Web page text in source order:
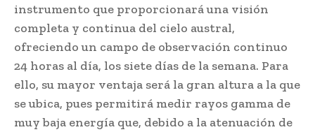
instrumento que proporcionará una visión
completa y continua del cielo austral,
ofreciendo un campo de observación continuo
24 horas al día, los siete días de la semana. Para
ello, su mayor ventaja será la gran altura a la que
se ubica, pues permitirá medir rayos gamma de
muy baja energía que, debido a la atenuación de